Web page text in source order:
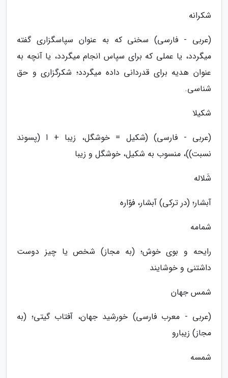
شکرانه
(عربی - فارسی) سخنی که به عنوان سپاسگزاری گفته
میگردد، یا عملی که برای سپاس انجام میگردد، یا آنچه به
عنوان هدیه برای قدردانی داده میگردد؛ شکرگزاری و حق
شناسی.
شکیلا
(عربی - فارسی) (شکیل = خوشگل، زیبا + ا (پسوند
نسبت))، منسوب به شکیل، خوشگل و زیبا
شَلاله
آبشار؛ (در ترکی) آبشار، فوّاره
شمامه
رایحه و بوی خوش؛ (به مجاز) شخص یا چیز دوست
داشتنی و خوشایند
شمس جهان
(عربی - معرب فارسی) خورشید جهان، آفتاب گیتی؛ (به
مجاز) زیبارو
شمسه